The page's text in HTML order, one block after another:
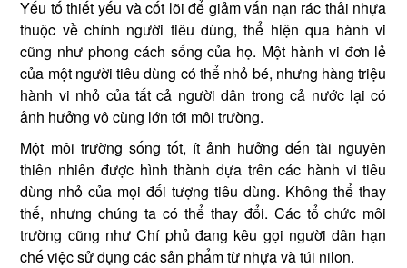
Yếu tố thiết yếu và cốt lõi để giảm vấn nạn rác thải nhựa
thuộc về chính người tiêu dùng, thể hiện qua hành vi
cũng như phong cách sống của họ. Một hành vi đơn lẻ
của một người tiêu dùng có thể nhỏ bé, nhưng hàng triệu
hành vi nhỏ của tất cả người dân trong cả nước lại có
ảnh hưởng vô cùng lớn tới môi trường.
Một môi trường sống tốt, ít ảnh hưởng đến tài nguyên
thiên nhiên được hình thành dựa trên các hành vi tiêu
dùng nhỏ của mọi đối tượng tiêu dùng. Không thể thay
thế, nhưng chúng ta có thể thay đổi. Các tổ chức môi
trường cũng như Chí phủ đang kêu gọi người dân hạn
chế việc sử dụng các sản phẩm từ nhựa và túi nilon.